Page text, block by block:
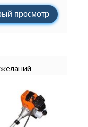
просмотр